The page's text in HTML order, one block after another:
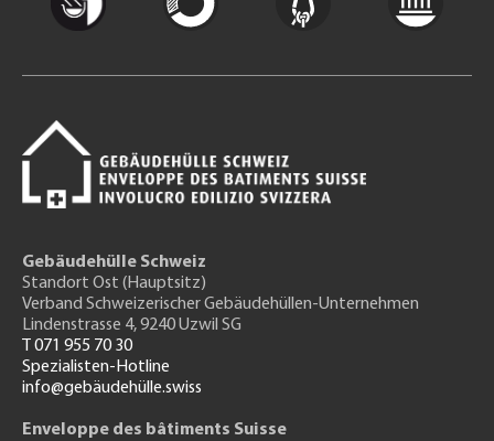
Gebäudehülle Schweiz
Standort Ost (Hauptsitz)
Verband Schweizerischer Gebäudehüllen-Unternehmen
Lindenstrasse 4, 9240 Uzwil SG
T 071 955 70 30
Spezialisten-Hotline
info@gebäudehülle.swiss
Enveloppe des bâtiments Suisse